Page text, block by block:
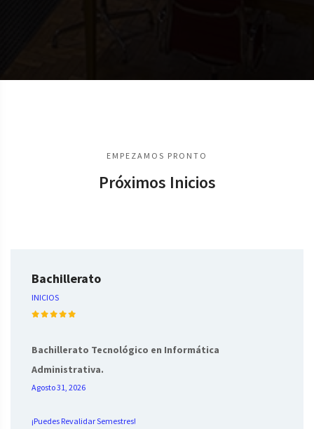
EMPEZAMOS PRONTO
Próximos Inicios
Bachillerato
INICIOS
Bachillerato Tecnológico en Informática
Administrativa.
Agosto 31, 2026
¡Puedes Revalidar Semestres!